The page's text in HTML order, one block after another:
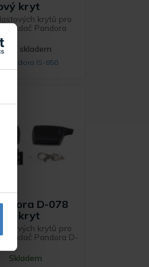
kryt
krytů pro
ovladač Pandora
Není skladem
Pandora IS-850
D-078
kryt
krytů pro
ovladač Pandora D-
Skladem